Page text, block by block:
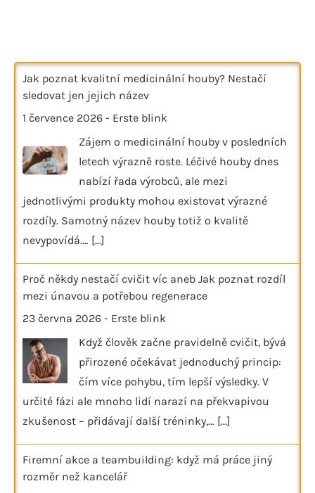
Jak poznat kvalitní medicinální houby? Nestačí
sledovat jen jejich název
1 července 2026 - Erste blink
Zájem o medicinální houby v posledních
letech výrazně roste. Léčivé houby dnes
nabízí řada výrobců, ale mezi
jednotlivými produkty mohou existovat výrazné
rozdíly. Samotný název houby totiž o kvalitě
nevypovídá.… [...]
Proč někdy nestačí cvičit víc aneb Jak poznat rozdíl
mezi únavou a potřebou regenerace
23 června 2026 - Erste blink
Když člověk začne pravidelně cvičit, bývá
přirozené očekávat jednoduchý princip:
čím více pohybu, tím lepší výsledky. V
určité fázi ale mnoho lidí narazí na překvapivou
zkušenost – přidávají další tréninky,… [...]
Firemní akce a teambuilding: když má práce jiný
rozměr než kancelář